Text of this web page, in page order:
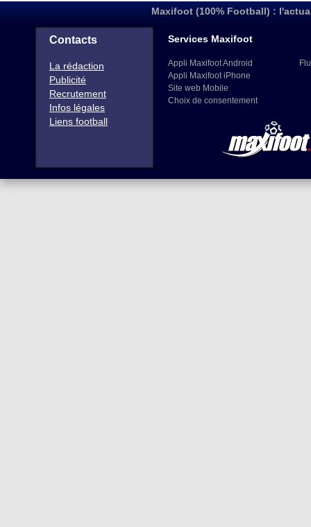
Maxifoot (100% Football) :
Contacts
La rédaction
Publicité
Recrutement
Infos légales
Liens football
Services Maxifoot
Appli Maxifoot Android
Appli Maxifoot iPhone
Site web Mobile
Choix de consentement